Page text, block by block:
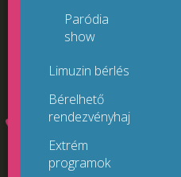
Paródia
show
Limuzin bérlés
Bérelhető
rendezvényhajók
Extrém
programok